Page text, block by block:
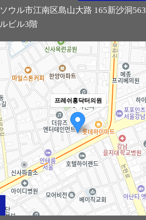
ソウル市江南区島山大路 165新沙洞
ルビル3階
프레쉬홍닥터의원